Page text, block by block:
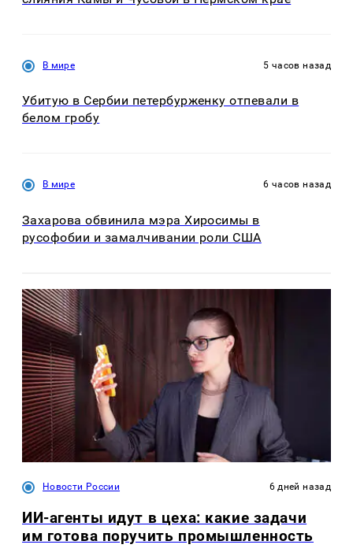
В мире 5 часов назад
Убитую в Сербии петербурженку отпевали в
белом гробу
В мире 6 часов назад
Захарова обвинила мэра Хиросимы в
русофобии и замалчивании роли США
Новости России 6 дней назад
ИИ-агенты идут в цеха: какие задачи
им готова поручить промышленность